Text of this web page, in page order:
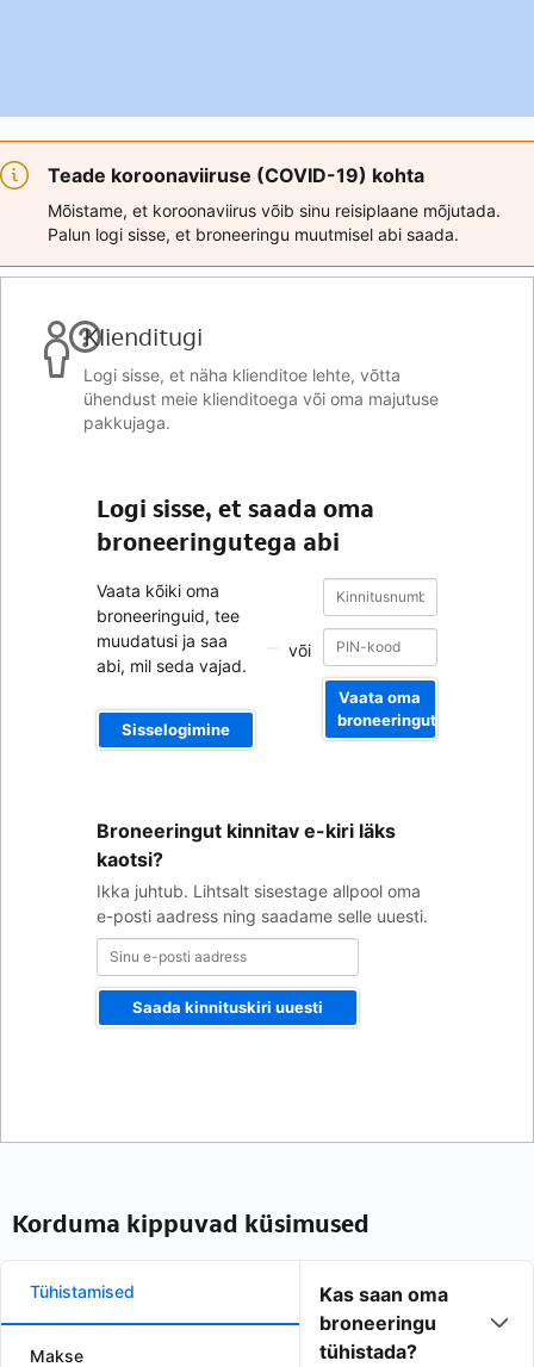
Teade koroonaviiruse (COVID-19) kohta
Mõistame, et koroonaviirus võib sinu reisiplaane mõjutada.
Palun logi sisse, et broneeringu muutmisel abi saada.
Klienditugi
Logi sisse, et näha klienditoe lehte, võtta
ühendust meie klienditoega või oma majutuse
pakkujaga.
Logi sisse, et saada oma
broneeringutega abi
Vaata kõiki oma
broneeringuid, tee
muudatusi ja saa
abi, mil seda vajad.
Sisselogimine
või
Kinnitusnumber
Kinnitusnumber
Vaata oma
broneeringut
Broneeringut kinnitav e-kiri läks
kaotsi?
Ikka juhtub. Lihtsalt sisestage allpool oma
e-posti aadress ning saadame selle uuesti.
aadress
Saada kinnituskiri uuesti
Korduma kippuvad küsimused
Tühistamised
Makse
Kas saan oma
broneeringu
tühistada?